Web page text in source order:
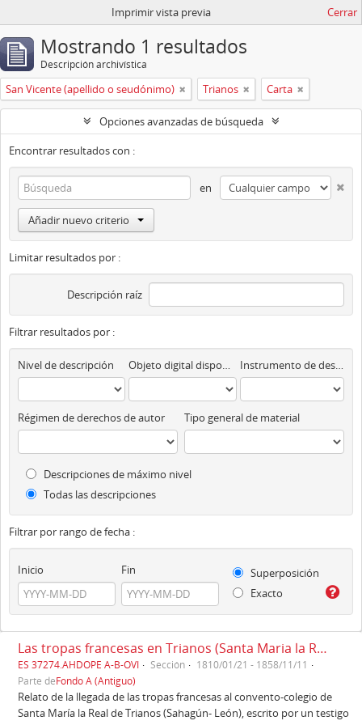
Imprimir vista previa Cerrar
Mostrando 1 resultados
Descripción archivística
San Vicente (apellido o seudónimo) Trianos Carta
Opciones avanzadas de búsqueda
Encontrar resultados con :
en
Añadir nuevo criterio
Limitar resultados por :
Descripción raíz
Filtrar resultados por :
Nivel de descripción Objeto digital disponibles Instrumento de descripción
Régimen de derechos de autor Tipo general de material
Descripciones de máximo nivel
Todas las descripciones
Filtrar por rango de fecha :
Inicio Fin
Superposición
Exacto
Las tropas francesas en Trianos (Santa Maria la Real de Trianos) (1810)
ES 37274.AHDOPE A-B-OVI Sección
1810/01/21 - 1858/11/11
Parte deFondo A (Antiguo)
Relato de la llegada de las tropas francesas al convento-colegio de
Santa María la Real de Trianos (Sahagún- León), escrito por un testigo